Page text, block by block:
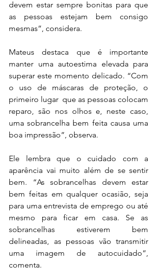
devem estar sempre bonitas para que
as pessoas estejam bem consigo
mesmas”, considera.
Mateus destaca que é importante
manter uma autoestima elevada para
superar este momento delicado. “Com
o uso de máscaras de proteção, o
primeiro lugar  que as pessoas colocam
reparo, são nos olhos e, neste caso,
uma sobrancelha bem feita causa uma
boa impressão”, observa.
Ele lembra que o cuidado com a
aparência vai muito além de se sentir
bem. “As sobrancelhas devem estar
bem feitas em qualquer ocasião, seja
para uma entrevista de emprego ou até
mesmo para ficar em casa. Se as
sobrancelhas estiverem bem
delineadas, as pessoas vão transmitir
uma imagem de autocuidado”,
comenta.